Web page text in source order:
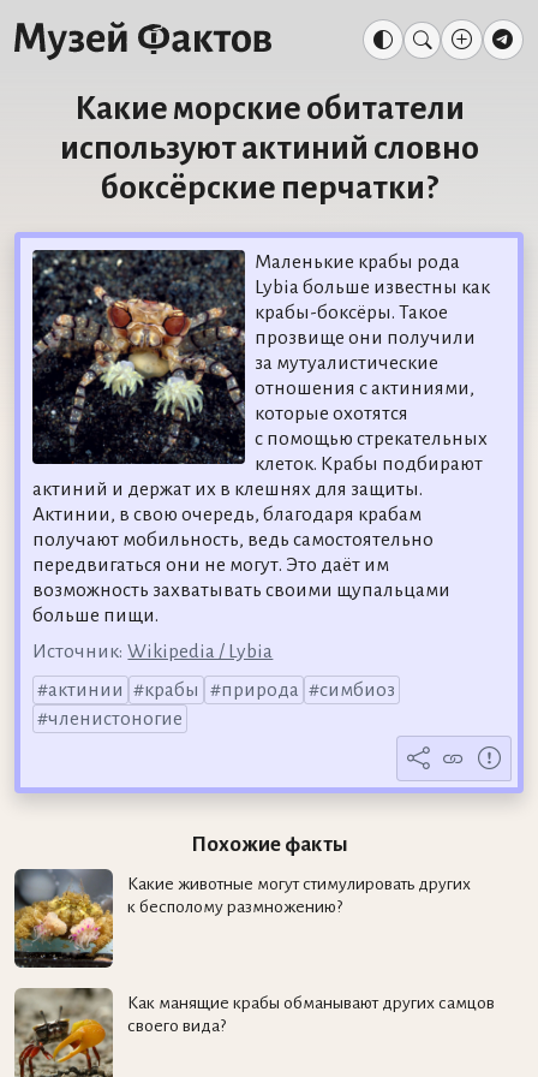
Какие морские обитатели
используют актиний словно
боксёрские перчатки?
Маленькие крабы рода
Lybia больше известны как
крабы-боксёры. Такое
прозвище они получили
за мутуалистические
отношения с актиниями,
которые охотятся
с помощью стрекательных
клеток. Крабы подбирают
актиний и держат их в клешнях для защиты.
Актинии, в свою очередь, благодаря крабам
получают мобильность, ведь самостоятельно
передвигаться они не могут. Это даёт им
возможность захватывать своими щупальцами
больше пищи.
Источник: Wikipedia / Lybia
актинии
крабы природа
симбиоз
членистоногие
Похожие факты
Какие животные могут стимулировать других
к бесполому размножению?
Как манящие крабы обманывают других самцов
своего вида?